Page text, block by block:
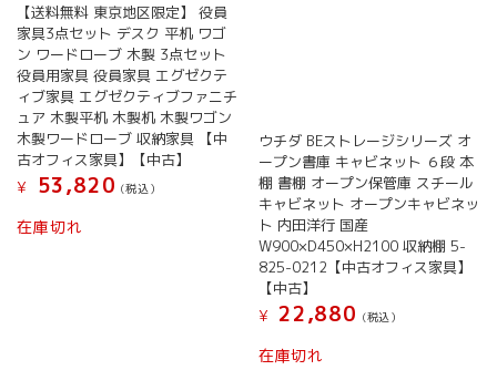
【送料無料 東京地区限定】 役員
家具3点セット デスク 平机 ワゴ
ン ワードローブ 木製 3点セット
役員用家具 役員家具 エグゼクテ
ィブ家具 エグゼクティブファニチ
ュア 木製平机 木製机 木製ワゴン
木製ワードローブ 収納家具 【中
古オフィス家具】【中古】
¥
53,820 (税込）
在庫切れ
ウチダ BEストレージシリーズ オ
ープン書庫 キャビネット ６段 本
棚 書棚 オープン保管庫 スチール
キャビネット オープンキャビネッ
ト 内田洋行 国産
W900×D450×H2100 収納棚 5-
825-0212【中古オフィス家具】
【中古】
¥ 22,880 (税込）
在庫切れ